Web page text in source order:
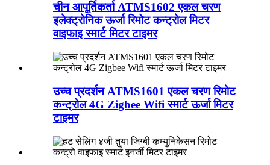
चीन आपूर्तिकर्ता ATMS1602 एकल चरण
इलेक्ट्रोनिक ऊर्जा रिमोट कन्ट्रोल मिटर
वाइफाइ स्मार्ट मिटर टाइमर
उच्च प्रदर्शन ATMS1601 एकल चरण रिमोट
कन्ट्रोल 4G Zigbee Wifi स्मार्ट ऊर्जा मिटर
टाइमर